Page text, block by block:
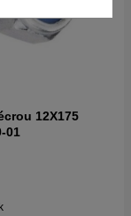
12X175
01